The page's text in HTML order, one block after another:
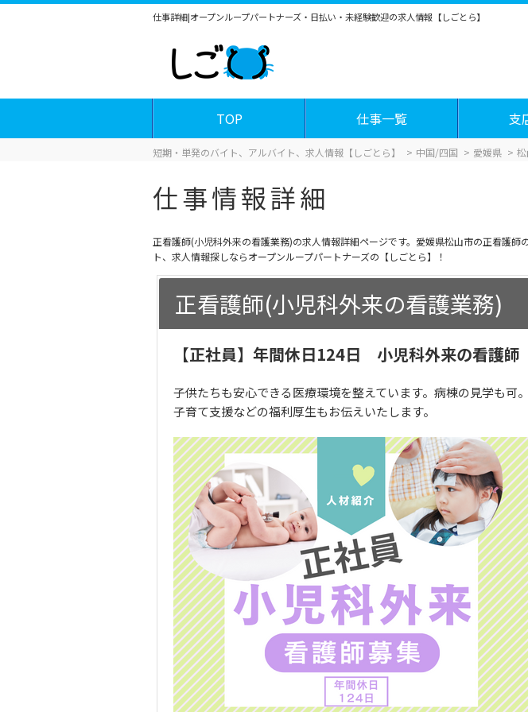
仕事詳細|オープンループパートナーズ・日払い・未経験歓迎の求人情報【しごとら】
TOP 仕事一覧 支
短期・単発のバイト、アルバイト、求人情報【しごとら】 中国/四国 愛媛県
仕事情報詳細
正看護師(小児科外来の看護業務)の求人情報詳細ページです。愛媛県松山市の正看護
ト、求人情報探しならオープンループパートナーズの【しごとら】！
正看護師(小児科外来の看護業務)
【正社員】年間休日124日 小児科外来の看護
子供たちも安心できる医療環境を整えています。病棟の見学も可
子育て支援などの福利厚生もお伝えいたします。